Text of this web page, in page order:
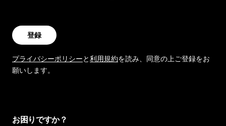
登録
プライバシーポリシーと利用規約を読み、同意の上ご登録をお
願いします。
お困りですか？